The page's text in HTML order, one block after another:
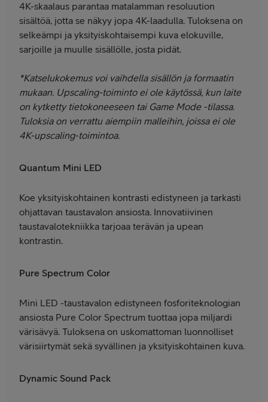
4K-skaalaus parantaa matalamman resoluution
sisältöä, jotta se näkyy jopa 4K-laadulla. Tuloksena on
selkeämpi ja yksityiskohtaisempi kuva elokuville,
sarjoille ja muulle sisällölle, josta pidät.
*Katselukokemus voi vaihdella sisällön ja formaatin
mukaan. Upscaling-toiminto ei ole käytössä, kun laite
on kytketty tietokoneeseen tai Game Mode -tilassa.
Tuloksia on verrattu aiempiin malleihin, joissa ei ole
4K-upscaling-toimintoa.
Quantum Mini LED
Koe yksityiskohtainen kontrasti edistyneen ja tarkasti
ohjattavan taustavalon ansiosta. Innovatiivinen
taustavalotekniikka tarjoaa terävän ja upean
kontrastin.
Pure Spectrum Color
Mini LED -taustavalon edistyneen fosforiteknologian
ansiosta Pure Color Spectrum tuottaa jopa miljardi
värisävyä. Tuloksena on uskomattoman luonnolliset
värisiirtymät sekä syvällinen ja yksityiskohtainen kuva.
Dynamic Sound Pack